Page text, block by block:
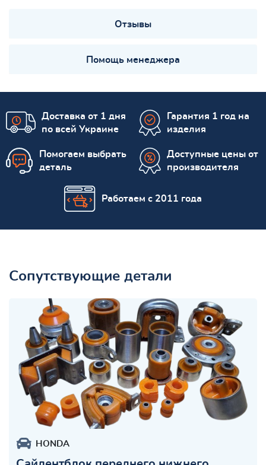
Отзывы
Помощь менеджера
Доставка от 1 дня
по всей Украине
Гарантия 1 год на
изделия
Помогаем выбрать
деталь
Доступные цены от
производителя
Работаем с 2011 года
Сопутствующие детали
HONDA